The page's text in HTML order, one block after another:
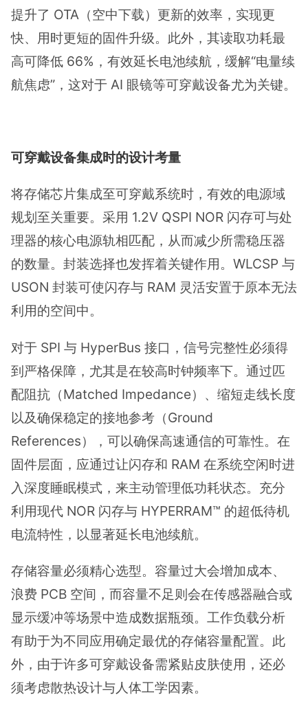
提升了 OTA（空中下载）更新的效率，实现更
快、用时更短的固件升级。此外，其读取功耗最
高可降低 66%，有效延长电池续航，缓解“电量续
航焦虑”，这对于 AI 眼镜等可穿戴设备尤为关键。
可穿戴设备集成时的设计考量
将存储芯片集成至可穿戴系统时，有效的电源域
规划至关重要。采用 1.2V QSPI NOR 闪存可与处
理器的核心电源轨相匹配，从而减少所需稳压器
的数量。封装选择也发挥着关键作用。WLCSP 与
USON 封装可使闪存与 RAM 灵活安置于原本无法
利用的空间中。
对于 SPI 与 HyperBus 接口，信号完整性必须得
到严格保障，尤其是在较高时钟频率下。通过匹
配阻抗（Matched Impedance）、缩短走线长度
以及确保稳定的接地参考（Ground
References），可以确保高速通信的可靠性。在
固件层面，应通过让闪存和 RAM 在系统空闲时进
入深度睡眠模式，来主动管理低功耗状态。充分
利用现代 NOR 闪存与 HYPERRAM™ 的超低待机
电流特性，以显著延长电池续航。
存储容量必须精心选型。容量过大会增加成本、
浪费 PCB 空间，而容量不足则会在传感器融合或
显示缓冲等场景中造成数据瓶颈。工作负载分析
有助于为不同应用确定最优的存储容量配置。此
外，由于许多可穿戴设备需紧贴皮肤使用，还必
须考虑散热设计与人体工学因素。